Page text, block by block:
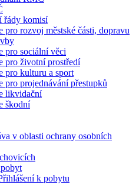
řády komisí
pro rozvoj městské části, dopravu
pro sociální věci
pro životní prostředí
pro kulturu a sport
pro projednávání přestupků
likvidační
škodní
v oblasti ochrany osobních
k pobytu